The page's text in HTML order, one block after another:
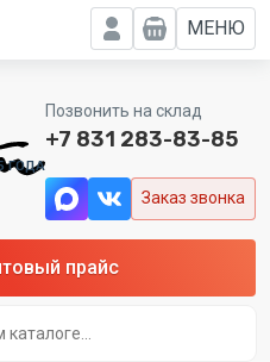
МЕНЮ
ГОДА
Позвонить на склад
+7 831 283-83-85
Заказ звонка
прайс